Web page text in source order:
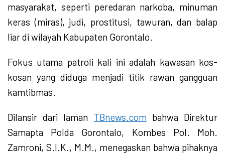
masyarakat, seperti peredaran narkoba, minuman
keras (miras), judi, prostitusi, tawuran, dan balap
liar di wilayah Kabupaten Gorontalo.
Fokus utama patroli kali ini adalah kawasan kos-
kosan yang diduga menjadi titik rawan gangguan
kamtibmas.
Dilansir dari laman TBnews.com bahwa Direktur
Samapta Polda Gorontalo, Kombes Pol. Moh.
Zamroni, S.I.K., M.M., menegaskan bahwa pihaknya